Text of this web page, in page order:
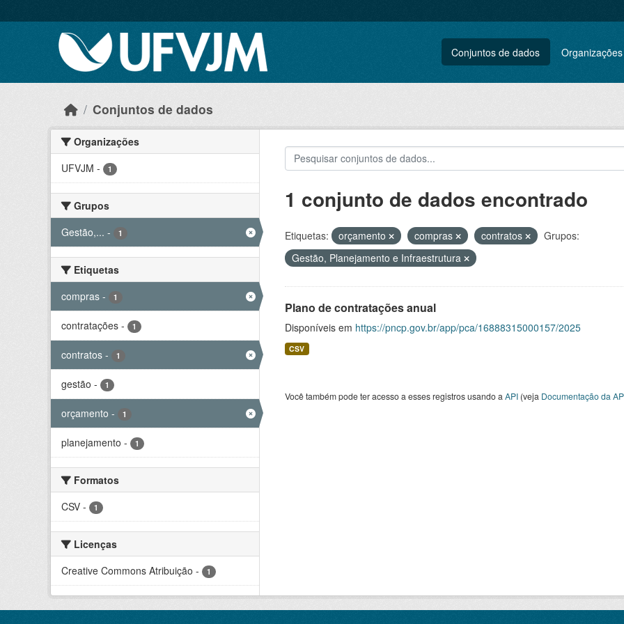
Conjuntos de dados Organizações
Conjuntos de dados
Organizações
UFVJM - 1
Grupos
Gestão,... - 1
Etiquetas
compras - 1
contratações - 1
contratos - 1
gestão - 1
orçamento - 1
planejamento - 1
Formatos
CSV - 1
Licenças
Creative Commons Atribuição - 1
1 conjunto de dados encontrado
Etiquetas: orçamento compras contratos
Grupos:
Gestão, Planejamento e Infraestrutura
Plano de contratações anual
Disponíveis em https://pncp.gov.br/app/pca/16888315000157/2025
CSV
Você também pode ter acesso a esses registros usando a API(veja Documentação da